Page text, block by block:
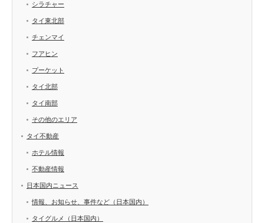
シラチャー
タイ東北部
チェンマイ
フアヒン
プーケット
タイ北部
タイ南部
その他のエリア
タイ不動産
ホテル情報
不動産情報
日本国内ニュース
情報、お知らせ、事件など（日本国内）
タイグルメ（日本国内）